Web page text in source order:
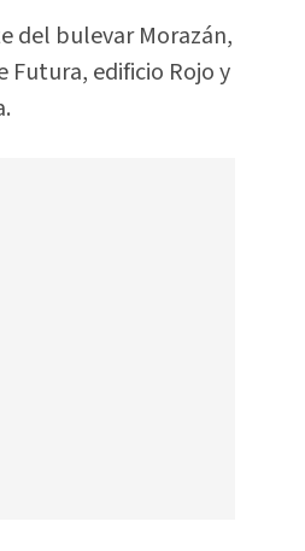
del bulevar Morazán,
Futura, edificio Rojo y